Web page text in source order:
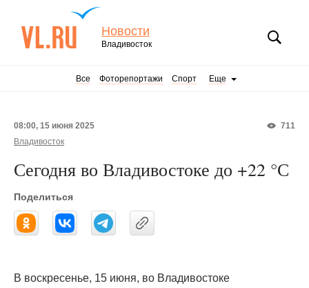
Новости
Владивосток
Все Фоторепортажи Спорт Еще
711
08:00, 15 июня 2025
Владивосток
Сегодня во Владивостоке до +22 °С
Поделиться
В воскресенье, 15 июня, во Владивостоке